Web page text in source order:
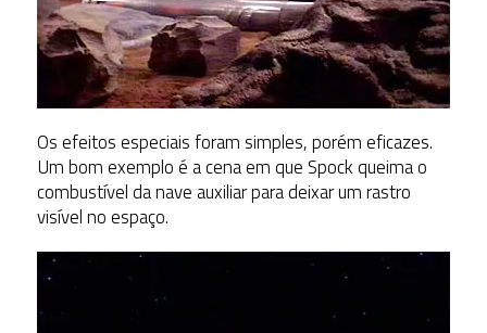
Os efeitos especiais foram simples, porém eficazes.
Um bom exemplo é a cena em que Spock queima o
combustível da nave auxiliar para deixar um rastro
visível no espaço.